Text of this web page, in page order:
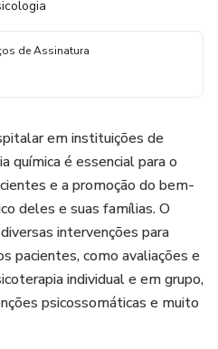
de Assinatura
em instituições de
química é essencial para o
e a promoção do bem-
deles e suas famílias. O
intervenções para
pacientes, como avaliações e
individual e em grupo,
psicossomáticas e muito